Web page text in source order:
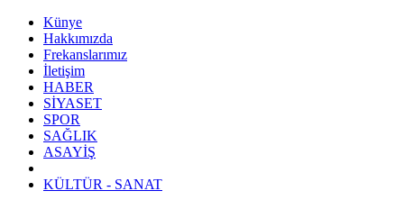
Künye
Hakkımızda
Frekanslarımız
İletişim
HABER
SİYASET
SPOR
SAĞLIK
ASAYİŞ
KÜLTÜR - SANAT